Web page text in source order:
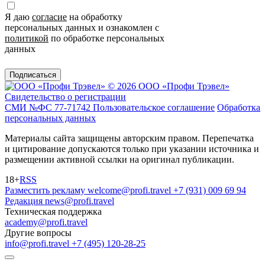
Я даю согласие на обработку
персональных данных и ознакомлен с
политикой по обработке персональных
данных
Подписаться
© 2026 ООО «Профи Трэвeл»
Свидетельство о регистрации
СМИ №ФС 77-71742 Пользовательское соглашение Обработка
персональных данных
Материалы сайта защищены авторским правом. Перепечатка
и цитирование допускаются только при указании источника и
размещении активной ссылки на оригинал публикации.
18+RSS
Разместить рекламу welcome@profi.travel +7 (931) 009 69 94
Редакция news@profi.travel
Техническая поддержка
academy@profi.travel
Другие вопросы
info@profi.travel +7 (495) 120-28-25